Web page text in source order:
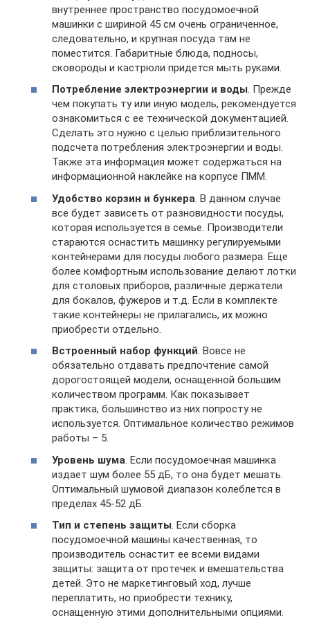
внутреннее пространство посудомоечной
машинки с шириной 45 см очень ограниченное,
следовательно, и крупная посуда там не
поместится. Габаритные блюда, подносы,
сковороды и кастрюли придется мыть руками.
Потребление электроэнергии и воды. Прежде
чем покупать ту или иную модель, рекомендуется
ознакомиться с ее технической документацией.
Сделать это нужно с целью приблизительного
подсчета потребления электроэнергии и воды.
Также эта информация может содержаться на
информационной наклейке на корпусе ПММ.
Удобство корзин и бункера . В данном случае
все будет зависеть от разновидности посуды,
которая используется в семье. Производители
стараются оснастить машинку регулируемыми
контейнерами для посуды любого размера. Еще
более комфортным использование делают лотки
для столовых приборов, различные держатели
для бокалов, фужеров и т.д. Если в комплекте
такие контейнеры не прилагались, их можно
приобрести отдельно.
Встроенный набор функций. Вовсе не
обязательно отдавать предпочтение самой
дорогостоящей модели, оснащенной большим
количеством программ. Как показывает
практика, большинство из них попросту не
используется. Оптимальное количество режимов
работы – 5.
Уровень шума . Если посудомоечная машинка
издает шум более 55 дБ, то она будет мешать.
Оптимальный шумовой диапазон колеблется в
пределах 45-52 дБ.
Тип и степень защиты. Если сборка
посудомоечной машины качественная, то
производитель оснастит ее всеми видами
защиты: защита от протечек и вмешательства
детей. Это не маркетинговый ход, лучше
переплатить, но приобрести технику,
оснащенную этими дополнительными опциями.